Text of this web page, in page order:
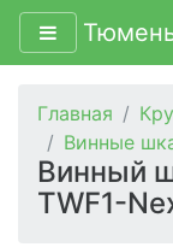
Главная
Винные
Винный
TWF1-